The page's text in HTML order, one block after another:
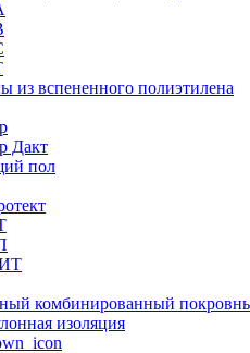
из вспененного полиэтилена
Дакт
пол
комбинированный
изоляция